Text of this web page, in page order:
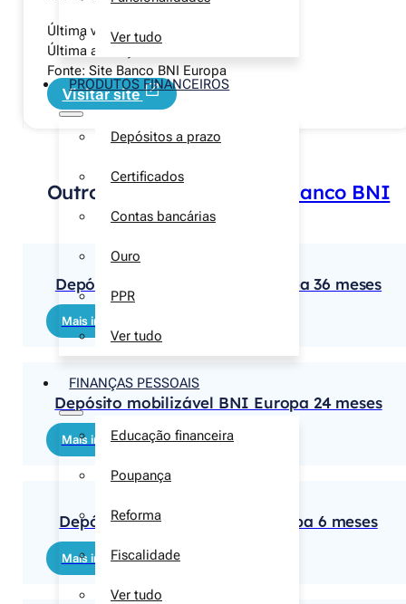
Ver tudo
PRODUTOS FINANCEIROS
Depósitos a prazo
Certificados
Contas bancárias
Ouro
PPR
Ver tudo
FINANÇAS PESSOAIS
Educação financeira
Poupança
Reforma
Fiscalidade
Ver tudo
Última verificação manual:
Última alteração:
Fonte: Site Banco BNI Europa
Visitar site
Outros depósitos a prazo
Banco BNI
Europa
Depósito mobilizável BNI Europa 36 meses
Mais informações
Depósito mobilizável BNI Europa 24 meses
Mais informações
Depósito mobilizável BNI Europa 6 meses
Mais informações